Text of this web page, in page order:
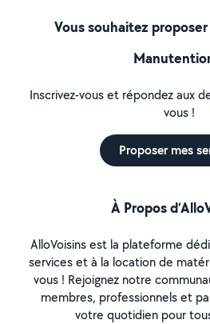
Vous souhaitez
Inscrivez-vous et répondez aux
vous !
Proposer mes
À Propos
AlloVoisins est la plateforme
services et à la location de
vous ! Rejoignez notre
membres, professionnels et
votre quotidien pour